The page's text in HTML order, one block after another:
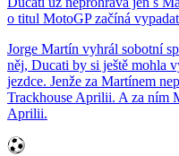
o titul MotoGP začíná
Jorge Martín vyhrál sobotní
něj, Ducati by si ještě mohla
jezdce. Jenže za Martínem
Trackhouse Aprilii. A za ním
Aprilii.